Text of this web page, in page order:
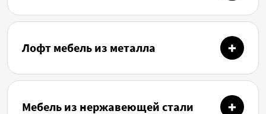
Лофт мебель из металла
Мебель из нержавеющей стали